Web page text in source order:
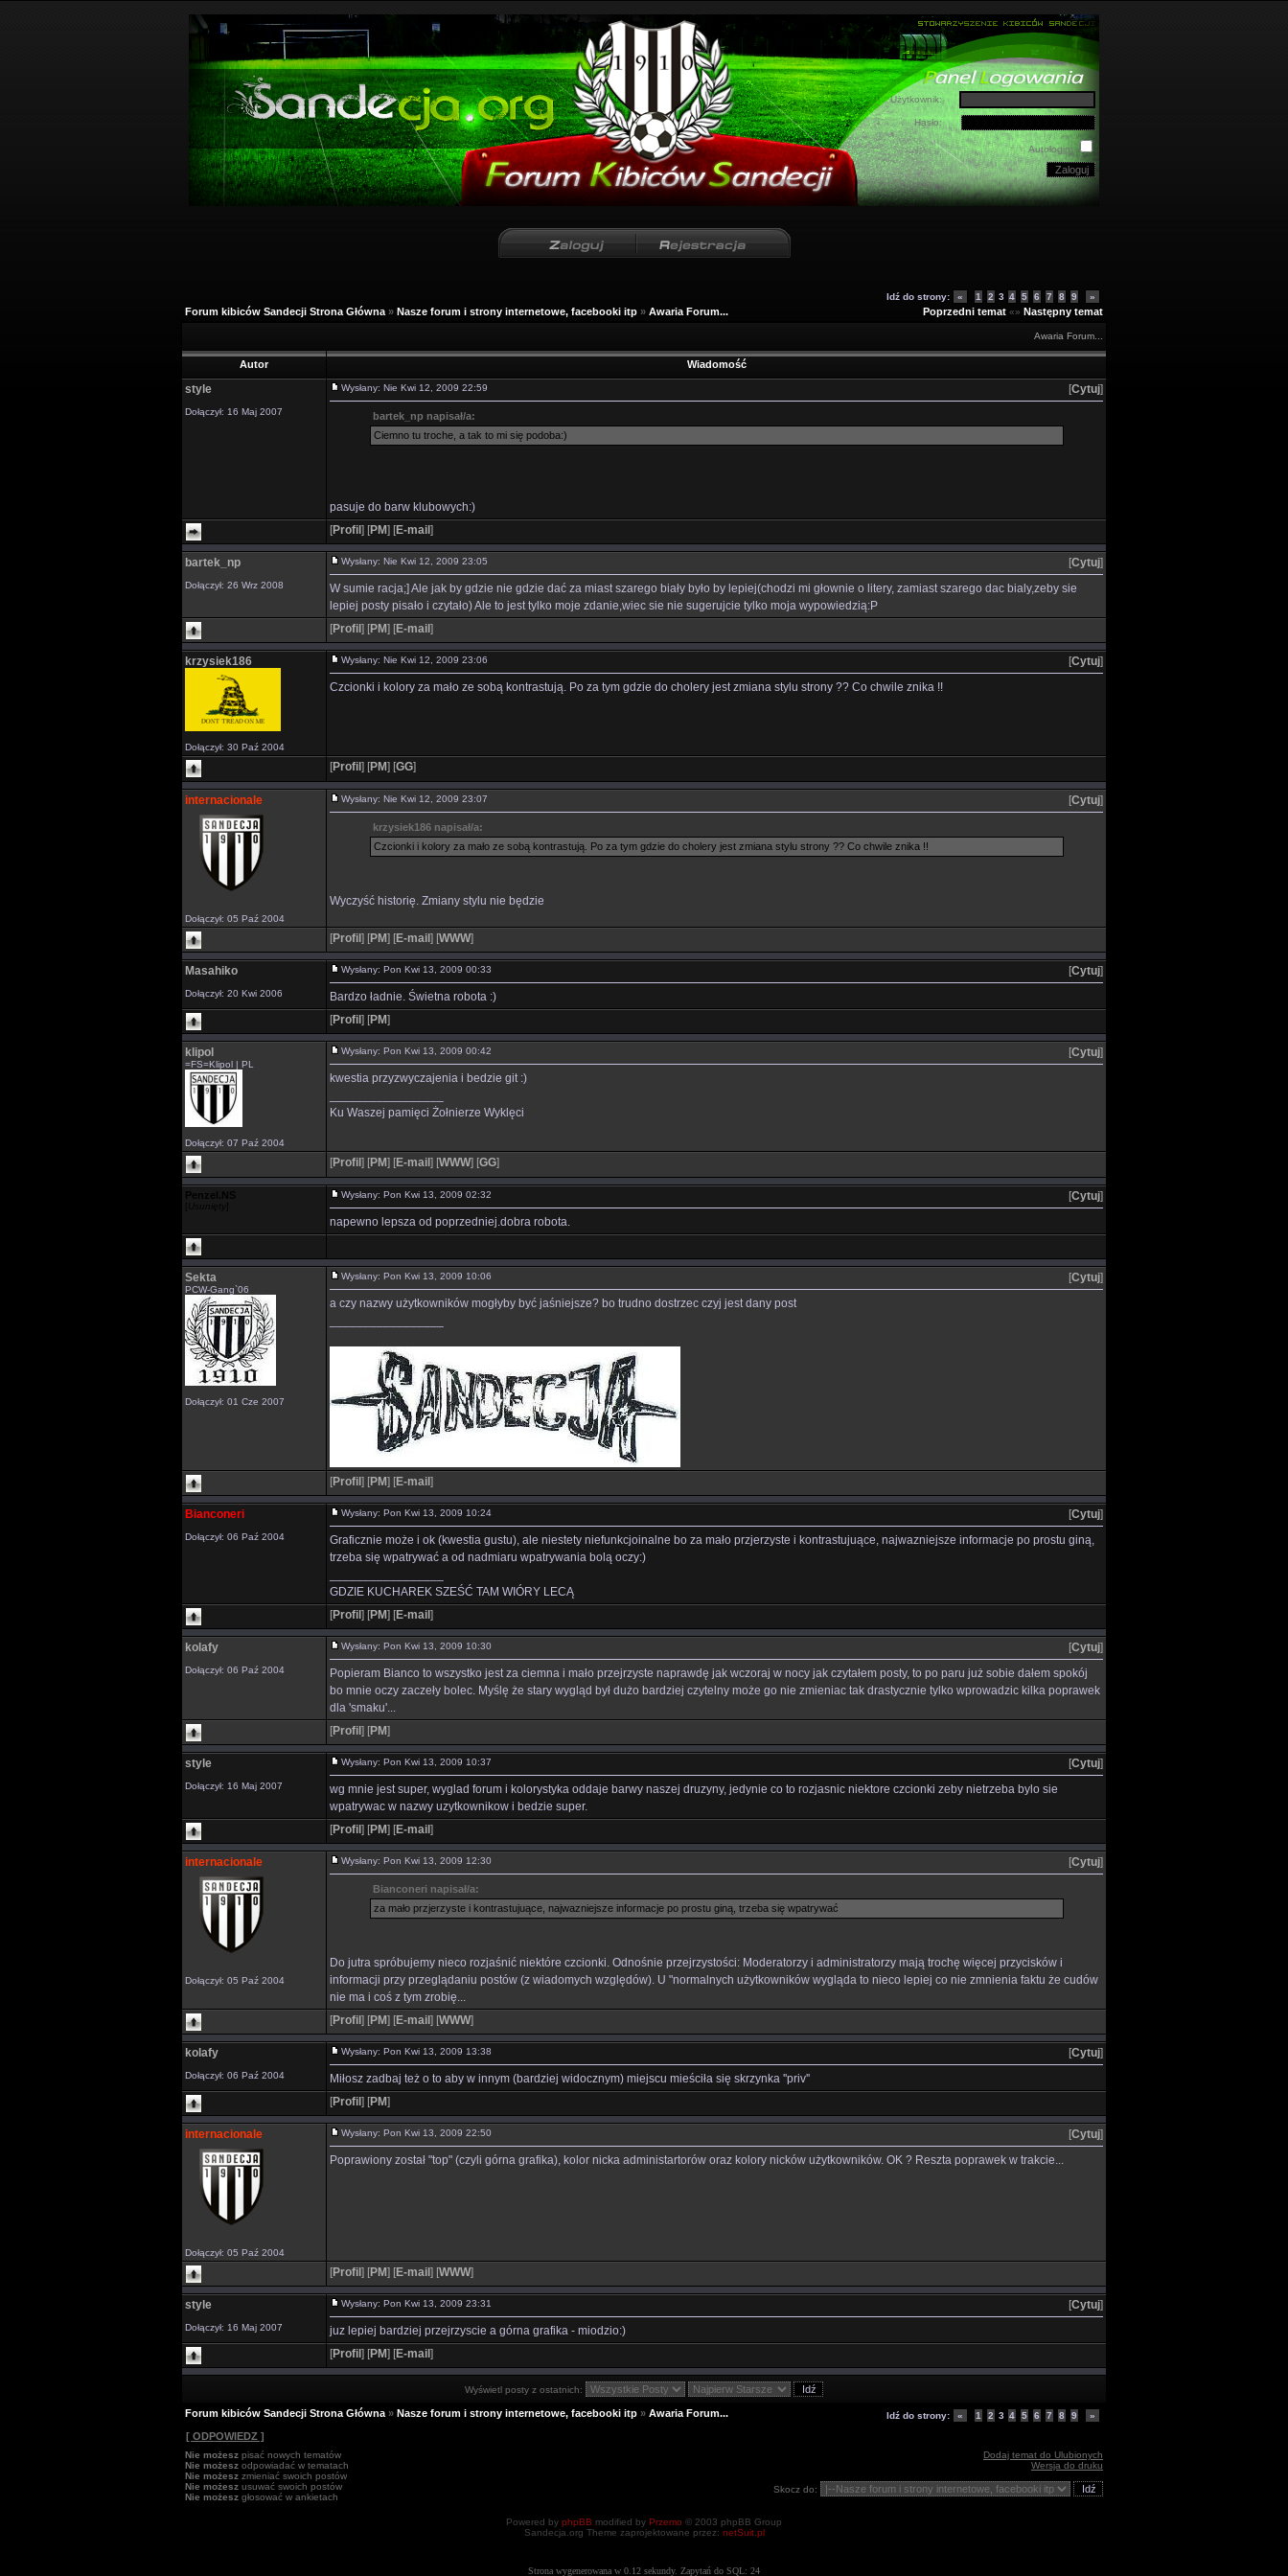
Użytkownik:
Hasło:
Autologin:
Forum kibiców Sandecji Strona Główna » Nasze forum i strony internetowe, facebooki itp » Awaria Forum...
Idź do strony: « 1 2 3 4 5 6 7 8 9 »
Poprzedni temat «» Następny temat
Awaria Forum...
Autor Wiadomość
style
Dołączył: 16 Maj 2007
Wysłany: Nie Kwi 12, 2009 22:59 [Cytuj]
bartek_np napisał/a:
Ciemno tu troche, a tak to mi się podoba:)
pasuje do barw klubowych:)
[Profil ] [PM] [E-mail ]
bartek_np
Dołączył: 26 Wrz 2008
Wysłany: Nie Kwi 12, 2009 23:05 [Cytuj]
W sumie racja;] Ale jak by gdzie nie gdzie dać za miast szarego biały było by lepiej(chodzi mi głownie o litery, zamiast szarego dac bialy,zeby sie
lepiej posty pisało i czytało) Ale to jest tylko moje zdanie,wiec sie nie sugerujcie tylko moja wypowiedzią:P
[Profil ] [PM] [E-mail ]
krzysiek186
Dołączył: 30 Paź 2004
Wysłany: Nie Kwi 12, 2009 23:06 [Cytuj]
Czcionki i kolory za mało ze sobą kontrastują. Po za tym gdzie do cholery jest zmiana stylu strony ?? Co chwile znika !!
[Profil ] [PM] [GG]
internacionale
Dołączył: 05 Paź 2004
Wysłany: Nie Kwi 12, 2009 23:07 [Cytuj]
krzysiek186 napisał/a:
Czcionki i kolory za mało ze sobą kontrastują. Po za tym gdzie do cholery jest zmiana stylu strony ?? Co chwile znika !!
Wyczyść historię. Zmiany stylu nie będzie
[Profil ] [PM] [E-mail ] [WWW]
Masahiko
Dołączył: 20 Kwi 2006
Wysłany: Pon Kwi 13, 2009 00:33 [Cytuj]
Bardzo ładnie. Świetna robota :)
[Profil ] [PM]
klipol
=FS=Klipol | PL
Dołączył: 07 Paź 2004
Wysłany: Pon Kwi 13, 2009 00:42 [Cytuj]
kwestia przyzwyczajenia i bedzie git :)
Ku Waszej pamięci Żołnierze Wyklęci
[Profil ] [PM] [E-mail ] [WWW] [GG]
Penzel.NS Wysłany: Pon Kwi 13, 2009 02:32 [Cytuj]
napewno lepsza od poprzedniej.dobra robota.
Sekta
PCW-Gang`06
Dołączył: 01 Cze 2007
Wysłany: Pon Kwi 13, 2009 10:06 [Cytuj]
a czy nazwy użytkowników mogłyby być jaśniejsze? bo trudno dostrzec czyj jest dany post
[Profil ] [PM] [E-mail ]
Bianconeri
Dołączył: 06 Paź 2004
Wysłany: Pon Kwi 13, 2009 10:24 [Cytuj]
Graficznie może i ok (kwestia gustu), ale niestety niefunkcjoinalne bo za mało przjerzyste i kontrastujuące, najwazniejsze informacje po prostu giną,
trzeba się wpatrywać a od nadmiaru wpatrywania bolą oczy:)
GDZIE KUCHAREK SZEŚĆ TAM WIÓRY LECĄ
[Profil ] [PM] [E-mail ]
kolafy
Dołączył: 06 Paź 2004
Wysłany: Pon Kwi 13, 2009 10:30 [Cytuj]
Popieram Bianco to wszystko jest za ciemna i mało przejrzyste naprawdę jak wczoraj w nocy jak czytałem posty, to po paru już sobie dałem spokój
bo mnie oczy zaczeły bolec. Myślę że stary wygląd był dużo bardziej czytelny może go nie zmieniac tak drastycznie tylko wprowadzic kilka poprawek
dla 'smaku'...
[Profil ] [PM]
style
Dołączył: 16 Maj 2007
Wysłany: Pon Kwi 13, 2009 10:37 [Cytuj]
wg mnie jest super, wyglad forum i kolorystyka oddaje barwy naszej druzyny, jedynie co to rozjasnic niektore czcionki zeby nietrzeba bylo sie
wpatrywac w nazwy uzytkownikow i bedzie super.
[Profil ] [PM] [E-mail ]
internacionale
Dołączył: 05 Paź 2004
Wysłany: Pon Kwi 13, 2009 12:30 [Cytuj]
Bianconeri napisał/a:
za mało przjerzyste i kontrastujuące, najwazniejsze informacje po prostu giną, trzeba się wpatrywać
Do jutra spróbujemy nieco rozjaśnić niektóre czcionki. Odnośnie przejrzystości: Moderatorzy i administratorzy mają trochę więcej przycisków i
informacji przy przeglądaniu postów (z wiadomych względów). U "normalnych użytkowników wygląda to nieco lepiej co nie zmnienia faktu że cudów
nie ma i coś z tym zrobię...
[Profil ] [PM] [E-mail ] [WWW]
kolafy
Dołączył: 06 Paź 2004
Wysłany: Pon Kwi 13, 2009 13:38 [Cytuj]
Miłosz zadbaj też o to aby w innym (bardziej widocznym) miejscu mieściła się skrzynka ''priv''
[Profil ] [PM]
internacionale
Dołączył: 05 Paź 2004
Wysłany: Pon Kwi 13, 2009 22:50 [Cytuj]
Poprawiony został "top" (czyli górna grafika), kolor nicka administartorów oraz kolory nicków użytkowników. OK ? Reszta poprawek w trakcie...
[Profil ] [PM] [E-mail ] [WWW]
style
Dołączył: 16 Maj 2007
Wysłany: Pon Kwi 13, 2009 23:31 [Cytuj]
juz lepiej bardziej przejrzyscie a górna grafika - miodzio:)
[Profil ] [PM] [E-mail ]
Wyświetl posty z ostatnich:
Forum kibiców Sandecji Strona Główna » Nasze forum i strony internetowe, facebooki itp » Awaria Forum... Idź do strony: « 1 2 3 4 5 6 7 8 9 »
[ ODPOWIEDZ ]
Nie możesz pisać nowych tematów
Nie możesz odpowiadać w tematach
Nie możesz zmieniać swoich postów
Nie możesz usuwać swoich postów
Nie możesz głosować w ankietach
Dodaj temat do Ulubionych
Wersja do druku
Skocz do:
Powered by phpBB modified by Przemo © 2003 phpBB Group
Sandecja.org Theme zaprojektowane przez: netSuit.pl
Strona wygenerowana w 0.12 sekundy. Zapytań do SQL: 24